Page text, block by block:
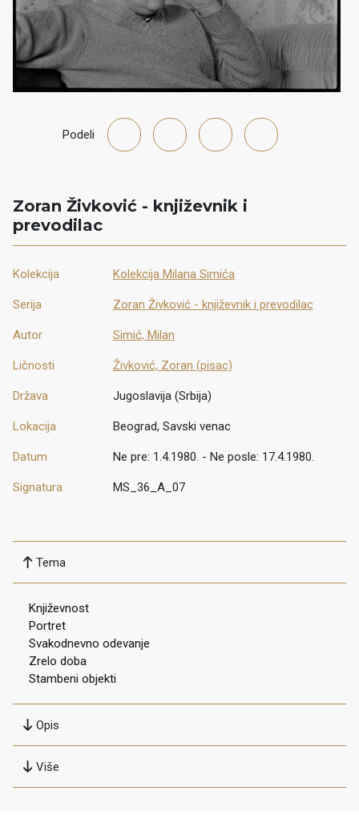
Podeli
Zoran Živković - književnik i
prevodilac
Kolekcija Kolekcija Milana Simića
Serija Zoran Živković - književnik i prevodilac
Autor Simić, Milan
Ličnosti Živković, Zoran (pisac)
Država Jugoslavija (Srbija)
Lokacija Beograd, Savski venac
Datum Ne pre: 1.4.1980. - Ne posle: 17.4.1980.
Signatura MS_36_A_07
Tema
Književnost
Portret
Svakodnevno odevanje
Zrelo doba
Stambeni objekti
Opis
Više